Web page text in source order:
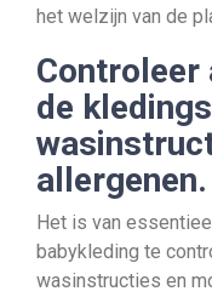
het welzijn van de
Controleer
de
allergenen.
Het is van
babykleding te
wasinstructies en